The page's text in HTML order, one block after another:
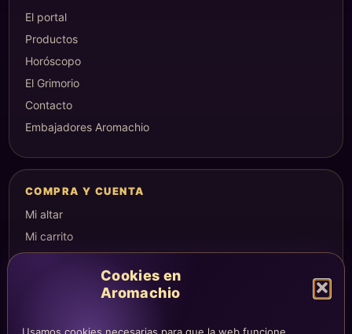
Cookies en
Aromachio
El portal
Productos
Horóscopo
El Grimorio
Contacto
Embajadores Aromachio
COMPRA Y CUENTA
Mi altar
Mi carrito
Condiciones de compra
Envíos y devoluciones